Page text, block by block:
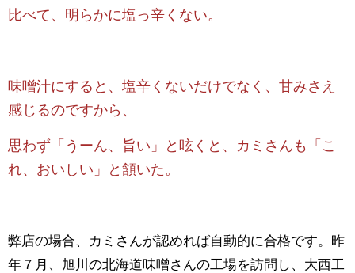
比べて、明らかに塩っ辛くない。
味噌汁にすると、塩辛くないだけでなく、甘みさえ
感じるのですから、
思わず「うーん、旨い」と呟くと、カミさんも「こ
れ、おいしい」と頷いた。
弊店の場合、カミさんが認めれば自動的に合格です。昨
年７月、旭川の北海道味噌さんの工場を訪問し、大西工